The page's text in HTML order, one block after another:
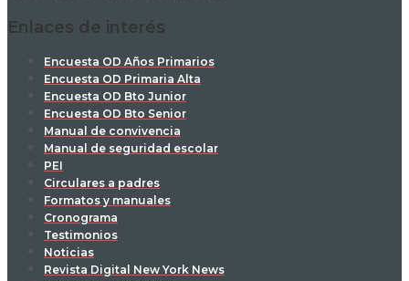
Enlaces de interés
Encuesta OD Años Primarios
Encuesta OD Primaria Alta
Encuesta OD Bto Junior
Encuesta OD Bto Senior
Manual de convivencia
Manual de seguridad escolar
PEI
Circulares a padres
Formatos y manuales
Cronograma
Testimonios
Noticias
Revista Digital New York News